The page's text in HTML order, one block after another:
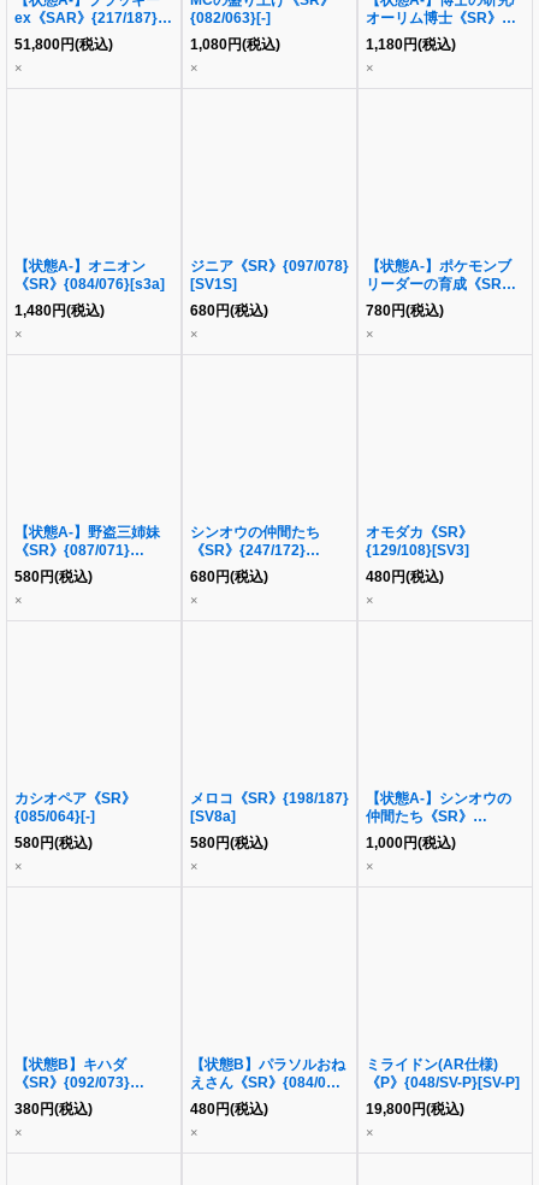
ex《SAR》{217/187}
[SV8a]
51,800円(税込)
×
{082/063}[-]
1,080円(税込)
×
オーリム博士《SR》
{099/078}[SV1S]
1,180円(税込)
×
【状態A-】オニオン
《SR》{084/076}[s3a]
1,480円(税込)
×
ジニア《SR》{097/078}
[SV1S]
680円(税込)
×
【状態A-】ポケモンブ
リーダーの育成《SR》
{078/070}[S2a]
780円(税込)
×
【状態A-】野盗三姉妹
《SR》{087/071}
[S10a]
580円(税込)
×
シンオウの仲間たち
《SR》{247/172}
[S12a]
680円(税込)
×
オモダカ《SR》
{129/108}[SV3]
480円(税込)
×
カシオペア《SR》
{085/064}[-]
580円(税込)
×
メロコ《SR》{198/187}
[SV8a]
580円(税込)
×
【状態A-】シンオウの
仲間たち《SR》
{247/172}[S12a]
1,000円(税込)
×
【状態B】キハダ
《SR》{092/073}
[SV1a]
380円(税込)
×
【状態B】パラソルおね
えさん《SR》{084/062}
[SV3a]
480円(税込)
×
ミライドン(AR仕様)
《P》{048/SV-P}[SV-P]
19,800円(税込)
×